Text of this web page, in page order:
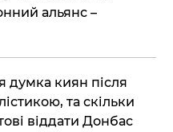
альянс –
думка киян після
та скільки
віддати Донбас